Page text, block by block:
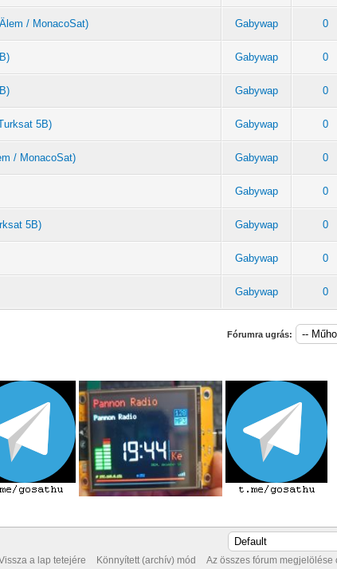
/ MonacoSat) Gabywap 0
Gabywap 0
Gabywap 0
5B) Gabywap 0
/ MonacoSat) Gabywap 0
Gabywap 0
5B) Gabywap 0
Gabywap 0
Gabywap 0
Fórumra ugrás:
a lap tetejére Könnyített (archív) mód Az összes fórum megjelölése